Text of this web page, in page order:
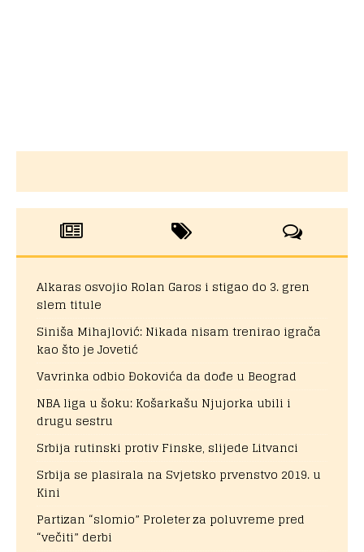
Alkaras osvojio Rolan Garos i stigao do 3. gren
slem titule
Siniša Mihajlović: Nikada nisam trenirao igrača
kao što je Jovetić
Vavrinka odbio Đokovića da dođe u Beograd
NBA liga u šoku: Košarkašu Njujorka ubili i
drugu sestru
Srbija rutinski protiv Finske, slijede Litvanci
Srbija se plasirala na Svjetsko prvenstvo 2019. u
Kini
Partizan “slomio” Proleter za poluvreme pred
“večiti” derbi